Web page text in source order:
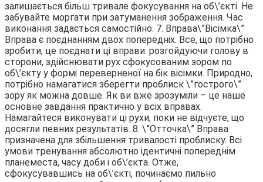
залишається більш тривале фокусування на об\’єкті. Не
забувайте моргати при затуманення зображення. Час
виконання задається самостійно. 7. Вправа\”Вісімка\”
Вправа є поєднанням двох попередніх. Все, що потрібно
зробити, це поєднати ці вправи: розгойдуючи голову в
сторони, здійснювати рух сфокусованим зором по
об\’єкту у формі переверненої на бік вісімки. Природно,
потрібно намагатися зберегти проблиск \”гострого\”
зору як можна довше. Як ви вже зрозуміли – це наше
основне завдання практично у всіх вправах.
Намагайтеся виконувати ці рухи, поки не відчуєте, що
досягли певних результатів. 8. \”Отточка\” Вправа
призначена для збільшення тривалості проблиску. Всі
умови тренування абсолютно ідентичні попереднім
планеместа, часу доби і об\’єкта. Отже,
сфокусувавшись на об\’єкті, починаємо пильно